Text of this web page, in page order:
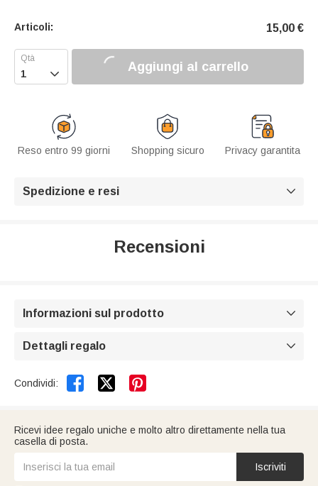
Articoli: 15,00 €
 Aggiungi al carrello
Reso entro 99 giorni Shopping sicuro Privacy garantita
Spedizione e resi 
Recensioni
Informazioni sul prodotto 
Dettagli regalo 
Condividi:  
Ricevi idee regalo uniche e molto altro direttamente nella tua
casella di posta.
Iscriviti